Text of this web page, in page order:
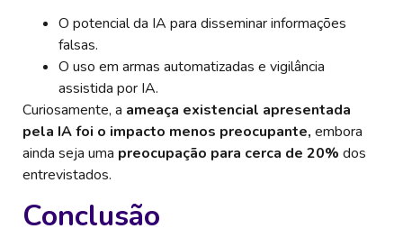
O potencial da IA para disseminar informações
falsas.
O uso em armas automatizadas e vigilância
assistida por IA.
Curiosamente, a ameaça existencial apresentada
pela IA foi o impacto menos preocupante, embora
ainda seja uma preocupação para cerca de 20% dos
entrevistados.
Conclusão